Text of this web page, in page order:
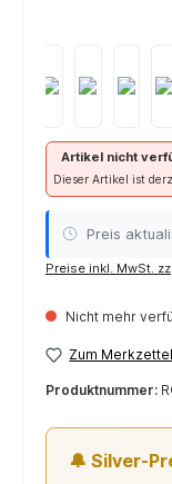
Artikel nicht
Dieser Artikel ist
Preis
Preise inkl. MwSt.
Nicht mehr
Zum
Produktnummer:
🔔 Silver-